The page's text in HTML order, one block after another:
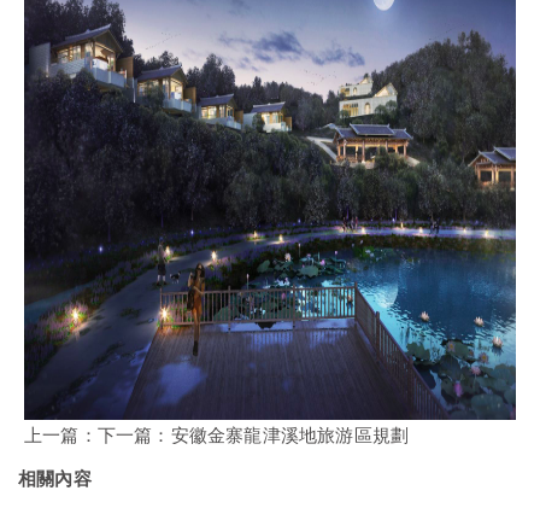
上一篇： 下一篇： 安徽金寨龍津溪地旅游區規劃
相關內容